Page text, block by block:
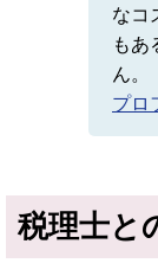
なコ
もあ
ん。
プロ
税理士と